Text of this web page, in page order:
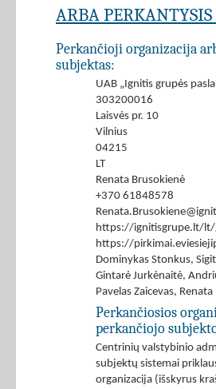
ARBA PERKANTYSIS
Perkančioji organizacija
subjektas:
UAB „Ignitis grupės
303200016
Laisvės pr. 10
Vilnius
04215
LT
Renata Brusokienė
+370 61848578
https://ignitisgrupe.lt/lt/
https://
Dominykas Stonkus,
Gintarė Jurkėnaitė,
Pavelas Zaicevas,
Perkančiosios
perkančiojo
Centrinių valstybinio
subjektų sistemai
organizacija (išskyrus